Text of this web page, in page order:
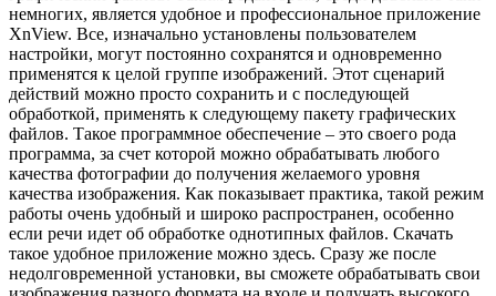
немногих, является удобное и профессиональное приложение
XnView. Все, изначально установлены пользователем
настройки, могут постоянно сохранятся и одновременно
применятся к целой группе изображений. Этот сценарий
действий можно просто сохранить и с последующей
обработкой, применять к следующему пакету графических
файлов. Такое программное обеспечение – это своего рода
программа, за счет которой можно обрабатывать любого
качества фотографии до получения желаемого уровня
качества изображения. Как показывает практика, такой режим
работы очень удобный и широко распространен, особенно
если речи идет об обработке однотипных файлов. Скачать
такое удобное приложение можно здесь. Сразу же после
недолговременной установки, вы сможете обрабатывать свои